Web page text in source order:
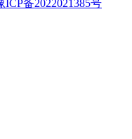
ICP备2022021385号